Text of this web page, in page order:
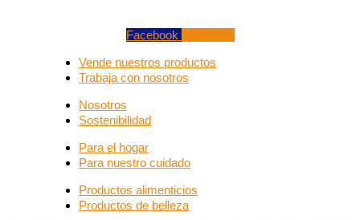
Facebook
Vende nuestros productos
Trabaja con nosotros
Nosotros
Sostenibilidad
Para el hogar
Para nuestro cuidado
Productos alimenticios
Productos de belleza